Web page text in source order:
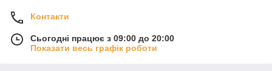
Контакти
Сьогодні працює з 09:00 до 20:00
Показати весь графік роботи